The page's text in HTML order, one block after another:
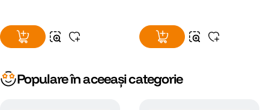
Populare în aceeași categorie